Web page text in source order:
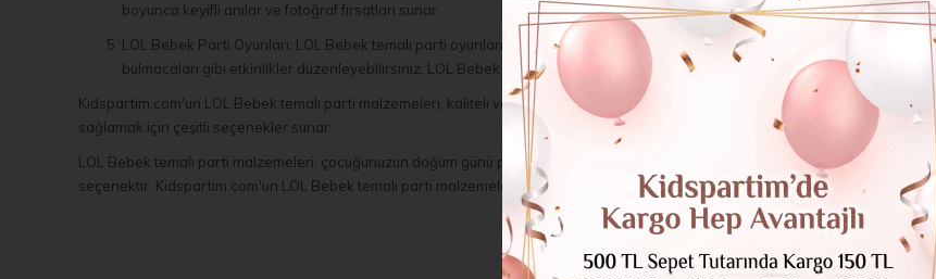
boyunca keyifli anılar ve fotoğraf fırsatları sunar.
LOL Bebek Parti Oyunları: LOL Bebek temalı parti oyunlarıyla çocukları ve misafirleri eğlenceye dahil edin. Örneğin, LOL
bulmacaları gibi etkinlikler düzenleyebilirsiniz. LOL Bebek şeklindeki ikramlarla da partiye uygun lezzetler ekleyebilirsiniz.
Kidspartim.com'un LOL Bebek temalı parti malzemeleri, kaliteli ve dayanıklı malzemelerden üretilir. Hem çocuklar hem de LOL
sağlamak için çeşitli seçenekler sunar.
LOL Bebek temalı parti malzemeleri, çocuğunuzun doğum günü partisi gibi özel etkinliklerin yanı sıra oyun temalı partiler, kız
seçenektir. Kidspartim.com'un LOL Bebek temalı parti malzemeleri ile renkli bir LOL Bebek deneyimi yaşatın!